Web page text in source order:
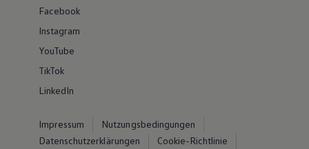
Facebook
Instagram
YouTube
TikTok
LinkedIn
Impressum
Nutzungsbedingungen
Datenschutzerklärungen
Cookie-Richtlinie